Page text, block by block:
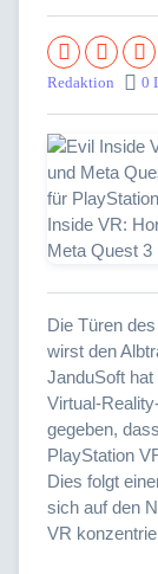
Redaktion
0
Die Türen
wirst den
JanduSoft
Virtual-
gegeben, dass
PlayStation
Dies folgt
sich auf den
VR